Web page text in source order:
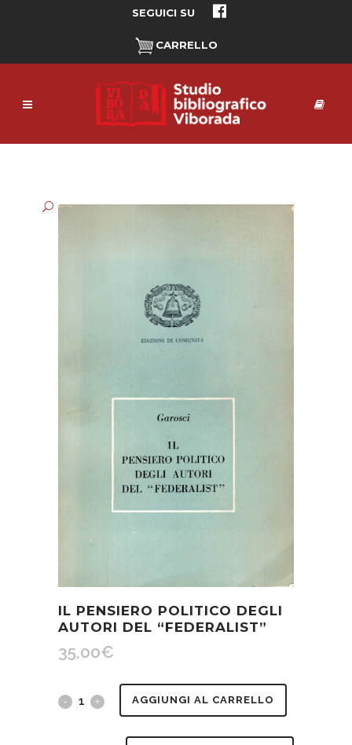
SEGUICI SU
CARRELLO
IL PENSIERO POLITICO DEGLI
AUTORI DEL “FEDERALIST”
35,00€
Il AGGIUNGI AL CARRELLO